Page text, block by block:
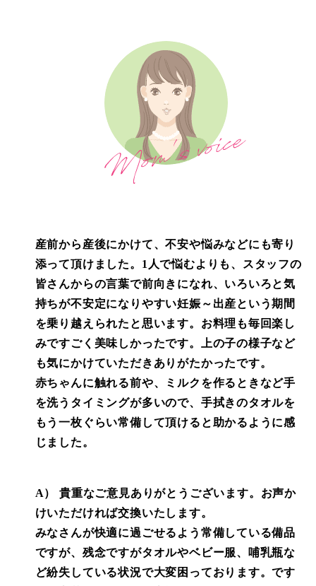
産前から産後にかけて、不安や悩みなどにも寄り
添って頂けました。1人で悩むよりも、スタッフの
皆さんからの言葉で前向きになれ、いろいろと気
持ちが不安定になりやすい妊娠～出産という期間
を乗り越えられたと思います。お料理も毎回楽し
みですごく美味しかったです。上の子の様子など
も気にかけていただきありがたかったです。
赤ちゃんに触れる前や、ミルクを作るときなど手
を洗うタイミングが多いので、手拭きのタオルを
もう一枚ぐらい常備して頂けると助かるように感
じました。
A） 貴重なご意見ありがとうございます。お声か
けいただければ交換いたします。
みなさんが快適に過ごせるよう常備している備品
ですが、残念ですがタオルやベビー服、哺乳瓶な
ど紛失している状況で大変困っております。です